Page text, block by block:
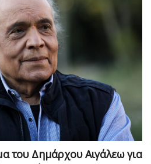
του Δημάρχου Αιγάλεω για